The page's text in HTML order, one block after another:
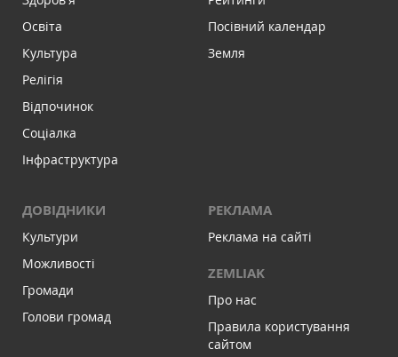
Освіта
Культура
Релігія
Відпочинок
Соціалка
Інфраструктура
Посівний календар
Земля
ДОВІДНИКИ
Культури
Можливості
Громади
Голови громад
РЕКЛАМА
Реклама на сайті
ZEMLIAK
Про нас
Правила користування
сайтом